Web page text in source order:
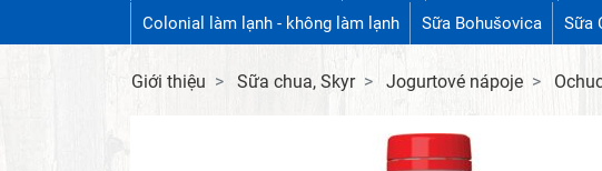
Colonial làm lạnh - không làm lạnh Sữa Bohušovica Sữa
Giới thiệu Sữa chua, Skyr Jogurtové nápoje